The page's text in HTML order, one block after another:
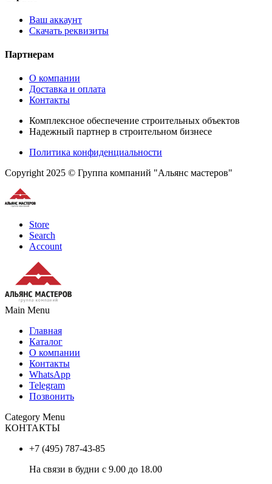
Ваш аккаунт
Скачать реквизиты
Партнерам
О компании
Доставка и оплата
Контакты
Комплексное обеспечение строительных объектов
Надежный партнер в строительном бизнесе
Политика конфиденциальности
Copyright 2025 © Группа компаний "Альянс мастеров"
Store
Search
Account
Main Menu
Главная
Каталог
О компании
Контакты
WhatsApp
Telegram
Позвонить
Category Menu
КОНТАКТЫ
+7 (495) 787-43-85
На связи в будни с 9.00 до 18.00